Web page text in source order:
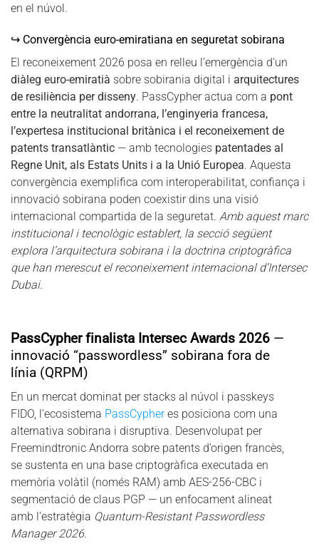
en el núvol.
↪ Convergència euro-emiratiana en seguretat sobirana
El reconeixement 2026 posa en relleu l’emergència d’un
diàleg euro-emiratià sobre sobirania digital i arquitectures
de resiliència per disseny. PassCypher actua com a pont
entre la neutralitat andorrana, l’enginyeria francesa,
l’expertesa institucional britànica i el reconeixement de
patents transatlàntic — amb tecnologies patentades al
Regne Unit, als Estats Units i a la Unió Europea. Aquesta
convergència exemplifica com interoperabilitat, confiança i
innovació sobirana poden coexistir dins una visió
internacional compartida de la seguretat. Amb aquest marc
institucional i tecnològic establert, la secció següent
explora l’arquitectura sobirana i la doctrina criptogràfica
que han merescut el reconeixement internacional d’Intersec
Dubai.
PassCypher finalista Intersec Awards 2026 —
innovació “passwordless” sobirana fora de
línia (QRPM)
En un mercat dominat per stacks al núvol i passkeys
FIDO, l’ecosistema PassCypheres posiciona com una
alternativa sobirana i disruptiva. Desenvolupat per
Freemindtronic Andorra sobre patents d’origen francès,
se sustenta en una base criptogràfica executada en
memòria volàtil (només RAM) amb AES-256-CBC i
segmentació de claus PGP — un enfocament alineat
amb l’estratègia Quantum-Resistant Passwordless
Manager 2026.